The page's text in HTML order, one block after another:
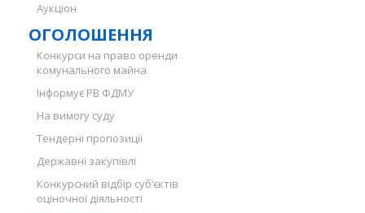
Аукціон
ОГОЛОШЕННЯ
Конкурси на право оренди
комунального майна
Інформує РВ ФДМУ
На вимогу суду
Тендерні пропозиції
Державні закупівлі
Конкурсний відбір суб’єктів
оціночної діяльності